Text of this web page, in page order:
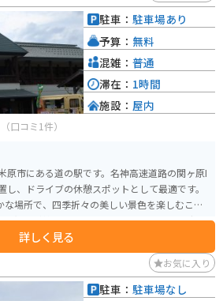
（口コミ1件）
原市にある道の駅です。名神高速道路の関ヶ原I
し、ドライブの休憩スポットとして最適です。
場所で、四季折々の美しい景色を楽しむこと
紅葉が美しく、特にバイクでのツーリングに
地元の新鮮な野菜や果物を販売する農産物直売
が味わえるレストランがあります。 伊吹山
山道も整備されています。登山に挑戦する際
をするのがおすすめです。また、周辺には、
詳しく見る
駐車： 駐車場あり
予算： 無料
混雑： 普通
滞在： 1時間
施設： 屋内
お気に入り
駐車： 駐車場なし